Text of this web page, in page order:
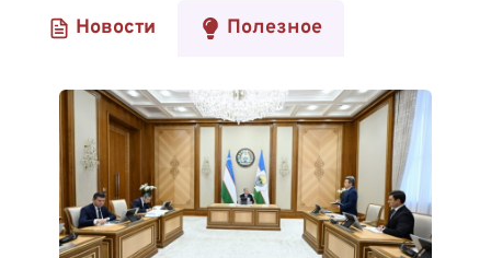
Новости Полезное